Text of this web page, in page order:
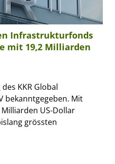
Infrastrukturfonds
mit 19,2 Milliarden
KKR Global
bekanntgegeben. Mit
US-Dollar
grössten